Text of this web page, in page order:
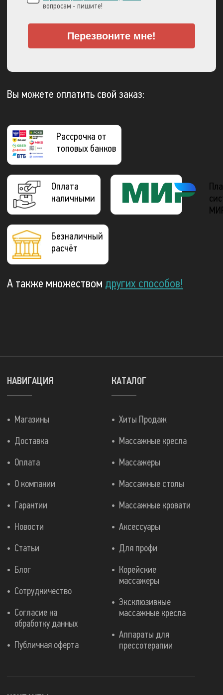
вопросам - пишите!
Перезвоните мне!
Вы можете оплатить свой заказ:
Рассрочка от
топовых банков
Оплата
наличными
Безналичный
расчёт
А также множеством других способов!
КАТАЛОГ
Хиты Продаж
Массажные кресла
Массажеры
Массажные столы
Массажные кровати
Аксессуары
Для профи
Корейские
массажеры
Эксклюзивные
массажные кресла
Аппараты для
прессотерапии
НАВИГАЦИЯ
Магазины
Доставка
Оплата
О компании
Гарантии
Новости
Статьи
Блог
Сотрудничество
Согласие на
обработку данных
Публичная оферта